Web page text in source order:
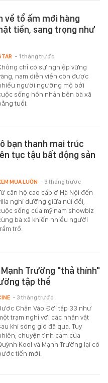
về tổ ấm mới hàng
tiền, sang trọng như
chỉ có sự nghiệp vững
nam diễn viên còn được
người ngưỡng mộ bởi
sống hôn nhân bên bà xã
tuổi.
- 1 tháng trước
bạn thanh mai trúc
tục tậu bất động sản
căn hộ cao cấp ở Hà Nội đến
nghỉ dưỡng giữa núi đồi,
sống của mỹ nam showbiz
bà xã khiến nhiều người
trồ.
MUA LUÔN - 3 tháng trước
Trường "thả thính"
tập thể
Chân Vào Đời tập 33 như
trạm nghỉ với các nhân vật
khi sóng gió đã qua. Tuy
chuyện tình cảm của
Kool và Mạnh Trường lại có
tiến mới.
- 3 tháng trước